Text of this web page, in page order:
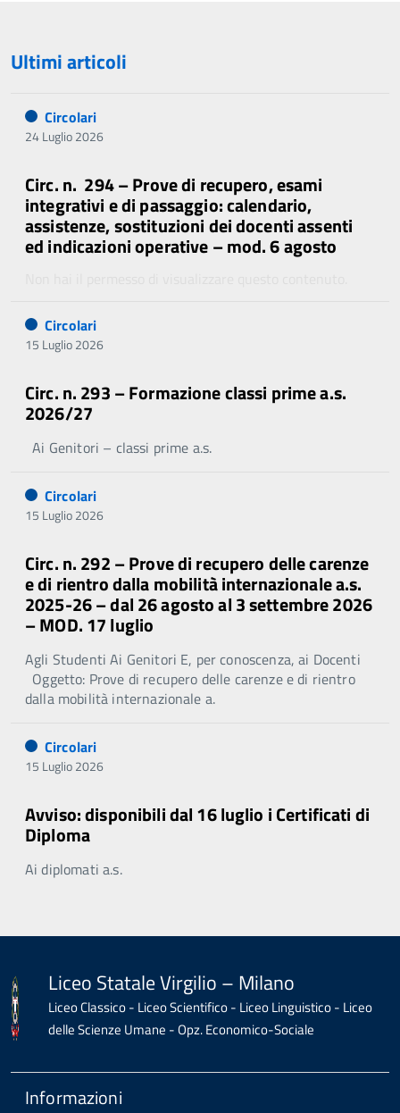
Ultimi articoli
Circolari
24 Luglio 2026
Circ. n. 294 – Prove di recupero, esami
integrativi e di passaggio: calendario,
assistenze, sostituzioni dei docenti assenti
ed indicazioni operative – mod. 6 agosto
Circolari
15 Luglio 2026
Circ. n. 293 – Formazione classi prime a.s.
2026/27
Ai Genitori – classi prime a.s.
Circolari
15 Luglio 2026
Circ. n. 292 – Prove di recupero delle carenze
e di rientro dalla mobilità internazionale a.s.
2025-26 – dal 26 agosto al 3 settembre 2026
– MOD. 17 luglio
Agli Studenti Ai Genitori E, per conoscenza, ai Docenti
Oggetto: Prove di recupero delle carenze e di rientro
dalla mobilità internazionale a.
Circolari
15 Luglio 2026
Avviso: disponibili dal 16 luglio i Certificati di
Diploma
Ai diplomati a.s.
Liceo Statale Virgilio – Milano
Liceo Classico - Liceo Scientifico - Liceo Linguistico - Liceo
delle Scienze Umane - Opz. Economico-Sociale
Informazioni